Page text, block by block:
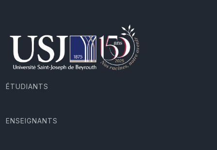
ÉTUDIANTS
ENSEIGNANTS